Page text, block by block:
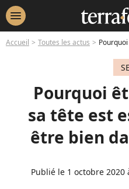
menu
Accueil Toutes les actus Pourquoi être
Pourquoi
sa tête est
être bien
Publié le 1 octobre 2020